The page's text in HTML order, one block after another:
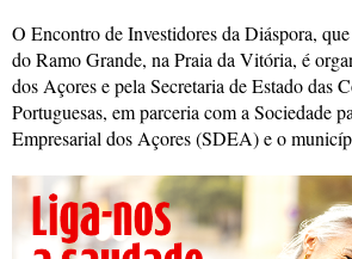
O Encontro de Investidores da Diáspora,
do Ramo Grande, na Praia da Vitória, é
dos Açores e pela Secretaria de Estado das
Portuguesas, em parceria com a Sociedade
Empresarial dos Açores (SDEA) e o